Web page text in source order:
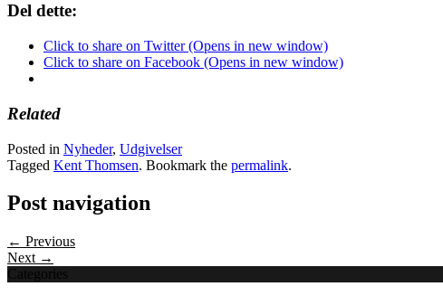
Del dette:
Click to share on Twitter (Opens in new window)
Click to share on Facebook (Opens in new window)
Related
Posted in Nyheder, Udgivelser
Tagged Kent Thomsen. Bookmark the permalink.
Post navigation
← Previous
Next →
Categories